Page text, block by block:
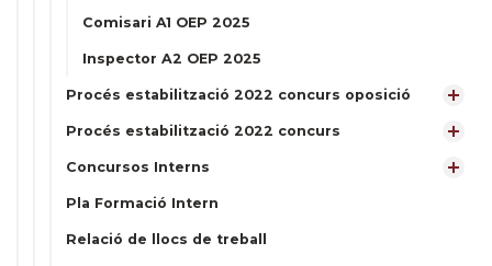
Comisari A1 OEP 2025
Inspector A2 OEP 2025
Procés estabilització 2022 concurs oposició
Procés estabilització 2022 concurs
Concursos Interns
Pla Formació Intern
Relació de llocs de treball